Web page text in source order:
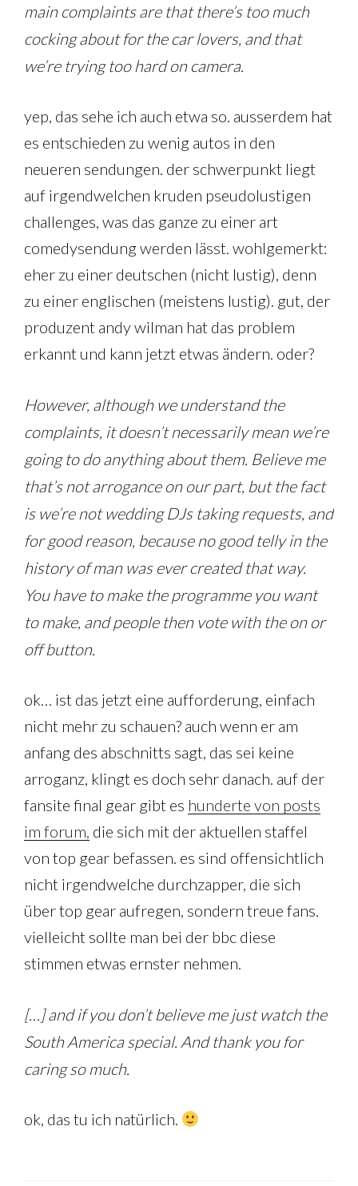
main complaints are that there’s too much
cocking about for the car lovers, and that
we’re trying too hard on camera.
yep, das sehe ich auch etwa so. ausserdem hat
es entschieden zu wenig autos in den
neueren sendungen. der schwerpunkt liegt
auf irgendwelchen kruden pseudolustigen
challenges, was das ganze zu einer art
comedysendung werden lässt. wohlgemerkt:
eher zu einer deutschen (nicht lustig), denn
zu einer englischen (meistens lustig). gut, der
produzent andy wilman hat das problem
erkannt und kann jetzt etwas ändern. oder?
However, although we understand the
complaints, it doesn’t necessarily mean we’re
going to do anything about them. Believe me
that’s not arrogance on our part, but the fact
is we’re not wedding DJs taking requests, and
for good reason, because no good telly in the
history of man was ever created that way.
You have to make the programme you want
to make, and people then vote with the on or
off button.
ok… ist das jetzt eine aufforderung, einfach
nicht mehr zu schauen? auch wenn er am
anfang des abschnitts sagt, das sei keine
arroganz, klingt es doch sehr danach. auf der
fansite final gear gibt es hunderte von posts
im forum, die sich mit der aktuellen staffel
von top gear befassen. es sind offensichtlich
nicht irgendwelche durchzapper, die sich
über top gear aufregen, sondern treue fans.
vielleicht sollte man bei der bbc diese
stimmen etwas ernster nehmen.
[…] and if you don’t believe me just watch the
South America special. And thank you for
caring so much.
ok, das tu ich natürlich.